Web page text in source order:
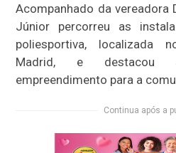
Acompanhado da vereadora
Júnior percorreu as
poliesportiva, localizada
Madrid, e destacou
empreendimento para a
Continua após a